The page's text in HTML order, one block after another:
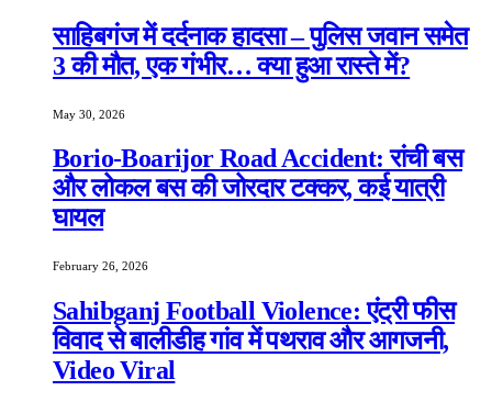
साहिबगंज में दर्दनाक हादसा – पुलिस जवान समेत
3 की मौत, एक गंभीर… क्या हुआ रास्ते में?
May 30, 2026
Borio-Boarijor Road Accident: रांची बस
और लोकल बस की जोरदार टक्कर, कई यात्री
घायल
February 26, 2026
Sahibganj Football Violence: एंट्री फीस
विवाद से बालीडीह गांव में पथराव और आगजनी,
Video Viral